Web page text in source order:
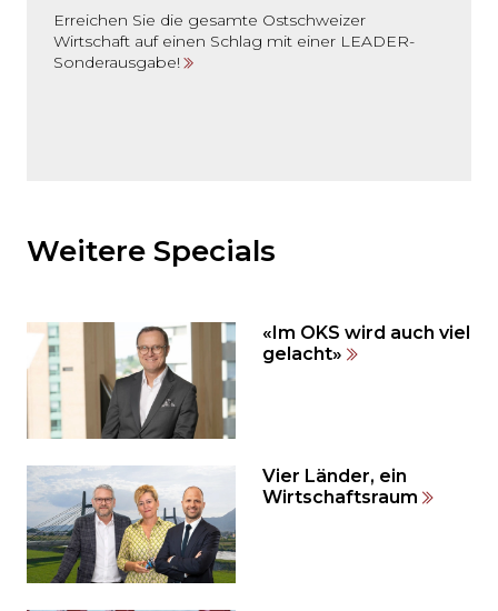
Erreichen Sie die gesamte Ostschweizer
Wirtschaft auf einen Schlag mit einer LEADER-
Sonderausgabe!
den
den
Inhalt
auslassen
und
direkt
springen?
Weitere Specials
«Im OKS wird auch viel
gelacht»
Vier Länder, ein
Wirtschaftsraum